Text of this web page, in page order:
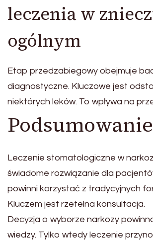
leczenia w
ogólnym
Etap przedzabiegowy obejmuje
diagnostyczne. Kluczowe jest
niektórych leków. To wpływa na
Podsumowanie
Leczenie stomatologiczne w
świadome rozwiązanie dla
powinni korzystać z tradycyjnych
Kluczem jest rzetelna konsultacja.
Decyzja o wyborze narkozy
wiedzy. Tylko wtedy leczenie